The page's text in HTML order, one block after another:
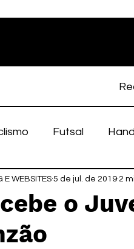
Futsal
Atletismo
Taubaté Fut7
o
E WEBSITES 5 de jul. de 2019 2